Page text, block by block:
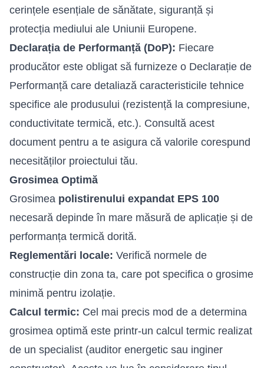
cerințele esențiale de sănătate, siguranță și
protecția mediului ale Uniunii Europene.
Declarația de Performanță (DoP): Fiecare
producător este obligat să furnizeze o Declarație de
Performanță care detaliază caracteristicile tehnice
specifice ale produsului (rezistență la compresiune,
conductivitate termică, etc.). Consultă acest
document pentru a te asigura că valorile corespund
necesităților proiectului tău.
Grosimea Optimă
Grosimea polistirenului expandat EPS 100
necesară depinde în mare măsură de aplicație și de
performanța termică dorită.
Reglementări locale: Verifică normele de
construcție din zona ta, care pot specifica o grosime
minimă pentru izolație.
Calcul termic: Cel mai precis mod de a determina
grosimea optimă este printr-un calcul termic realizat
de un specialist (auditor energetic sau inginer